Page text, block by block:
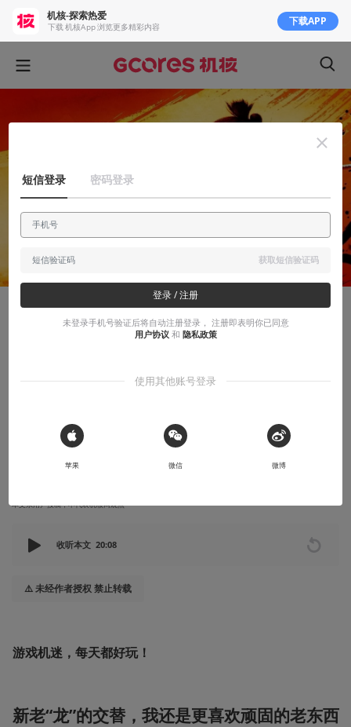
本文系用户投稿，不代表机核网观点
收听本文 20:08
⚠️ 未经作者授权 禁止转载
游戏机迷，每天都好玩！
新老“龙”的交替，我还是更喜欢顽固的老东西
机核-探索热爱
下载 机核App 浏览更多精彩内容 下载APP
短信登录 密码登录
获取短信验证码
登录 / 注册
未登录手机号验证后将自动注册登录， 注册即表明你已同意
用户协议 和 隐私政策
使用其他账号登录
 Sign in with Apple
苹果 微信 微博